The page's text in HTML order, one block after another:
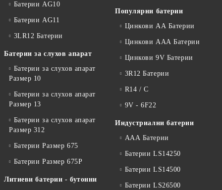
Батерии AG10
Батерии AG11
3LR12 Батерии
Батерии за слухов апарат
Батерии за слухов апарат
Размер 10
Батерии за слухов апарат
Размер 13
Батерии за слухов апарат
Размер 312
Батерии Размер 675
Батерии Размер 675P
Литиеви батерии - бутонни
Популярни батерии
Цинкови АА Батерии
Цинкови ААА Батерии
Цинкови 9V Батерии
3R12 Батерии
R14 / C
9V - 6F22
Индустриални батерии
ААА Батерии
Батерии LS14250
Батерии LS14500
Батерии LS26500